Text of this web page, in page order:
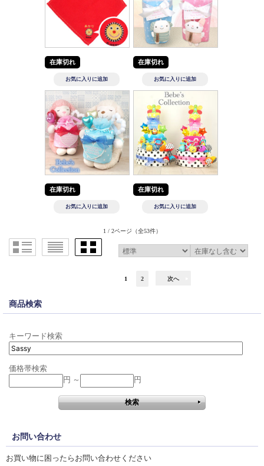
在庫切れ 在庫切れ
在庫切れ 在庫切れ
1 / 2ページ （全53件）
1 2 次へ
商品検索
キーワード検索
価格帯検索
円 ～
円
お問い合わせ
お買い物に困ったらお問い合わせください